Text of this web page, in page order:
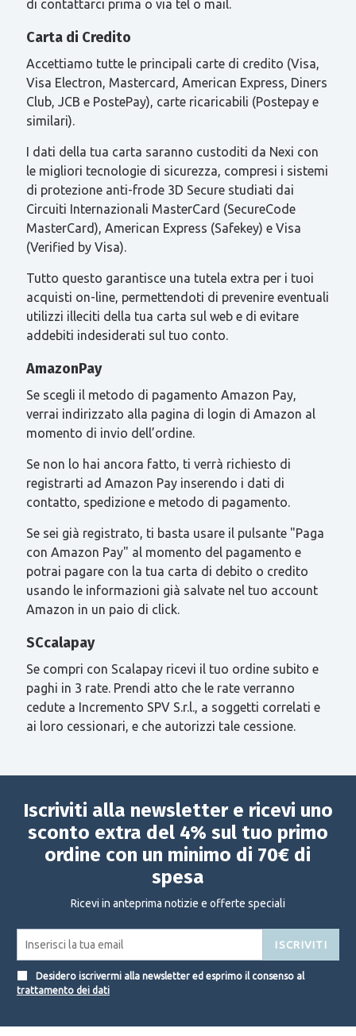
di contattarci prima o via tel o mail.
Carta di Credito
Accettiamo tutte le principali carte di credito (Visa,
Visa Electron, Mastercard, American Express, Diners
Club, JCB e PostePay), carte ricaricabili (Postepay e
similari).
I dati della tua carta saranno custoditi da Nexi con
le migliori tecnologie di sicurezza, compresi i sistemi
di protezione anti-frode 3D Secure studiati dai
Circuiti Internazionali MasterCard (SecureCode
MasterCard), American Express (Safekey) e Visa
(Verified by Visa).
Tutto questo garantisce una tutela extra per i tuoi
acquisti on-line, permettendoti di prevenire eventuali
utilizzi illeciti della tua carta sul web e di evitare
addebiti indesiderati sul tuo conto.
AmazonPay
Se scegli il metodo di pagamento Amazon Pay,
verrai indirizzato alla pagina di login di Amazon al
momento di invio dell’ordine.
Se non lo hai ancora fatto, ti verrà richiesto di
registrarti ad Amazon Pay inserendo i dati di
contatto, spedizione e metodo di pagamento.
Se sei già registrato, ti basta usare il pulsante "Paga
con Amazon Pay" al momento del pagamento e
potrai pagare con la tua carta di debito o credito
usando le informazioni già salvate nel tuo account
Amazon in un paio di click.
SCcalapay
Se compri con Scalapay ricevi il tuo ordine subito e
paghi in 3 rate. Prendi atto che le rate verranno
cedute a Incremento SPV S.r.l., a soggetti correlati e
ai loro cessionari, e che autorizzi tale cessione.
Iscriviti alla newsletter e ricevi uno
sconto extra del 4% sul tuo primo
ordine con un minimo di 70€ di
spesa
Ricevi in anteprima notizie e offerte speciali
ISCRIVITI
Desidero iscrivermi alla newsletter ed esprimo il consenso al
trattamento dei dati